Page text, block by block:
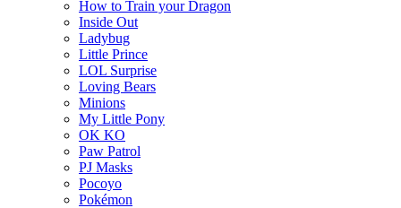
How to Train your Dragon
Inside Out
Ladybug
Little Prince
LOL Surprise
Loving Bears
Minions
My Little Pony
OK KO
Paw Patrol
PJ Masks
Pocoyo
Pokémon